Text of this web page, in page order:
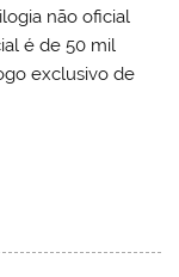
não oficial
é de 50 mil
exclusivo de